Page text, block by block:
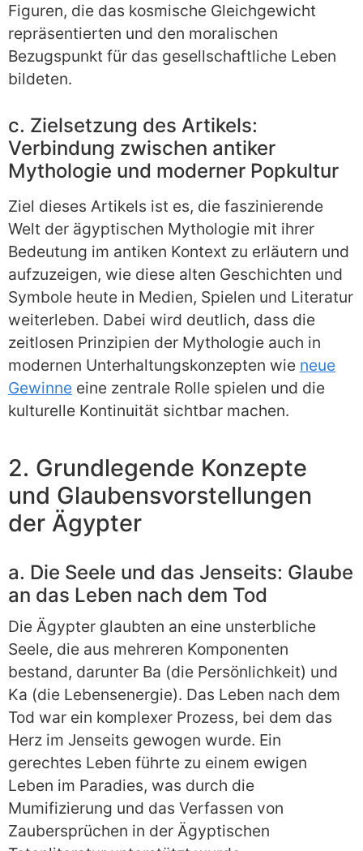
Figuren, die das kosmische Gleichgewicht
repräsentierten und den moralischen
Bezugspunkt für das gesellschaftliche Leben
bildeten.
c. Zielsetzung des Artikels:
Verbindung zwischen antiker
Mythologie und moderner Popkultur
Ziel dieses Artikels ist es, die faszinierende
Welt der ägyptischen Mythologie mit ihrer
Bedeutung im antiken Kontext zu erläutern und
aufzuzeigen, wie diese alten Geschichten und
Symbole heute in Medien, Spielen und Literatur
weiterleben. Dabei wird deutlich, dass die
zeitlosen Prinzipien der Mythologie auch in
modernen Unterhaltungskonzepten wie neue
Gewinne eine zentrale Rolle spielen und die
kulturelle Kontinuität sichtbar machen.
2. Grundlegende Konzepte
und Glaubensvorstellungen
der Ägypter
a. Die Seele und das Jenseits: Glaube
an das Leben nach dem Tod
Die Ägypter glaubten an eine unsterbliche
Seele, die aus mehreren Komponenten
bestand, darunter Ba (die Persönlichkeit) und
Ka (die Lebensenergie). Das Leben nach dem
Tod war ein komplexer Prozess, bei dem das
Herz im Jenseits gewogen wurde. Ein
gerechtes Leben führte zu einem ewigen
Leben im Paradies, was durch die
Mumifizierung und das Verfassen von
Zaubersprüchen in der Ägyptischen